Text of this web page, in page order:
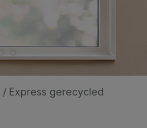
/ Express gerecycled